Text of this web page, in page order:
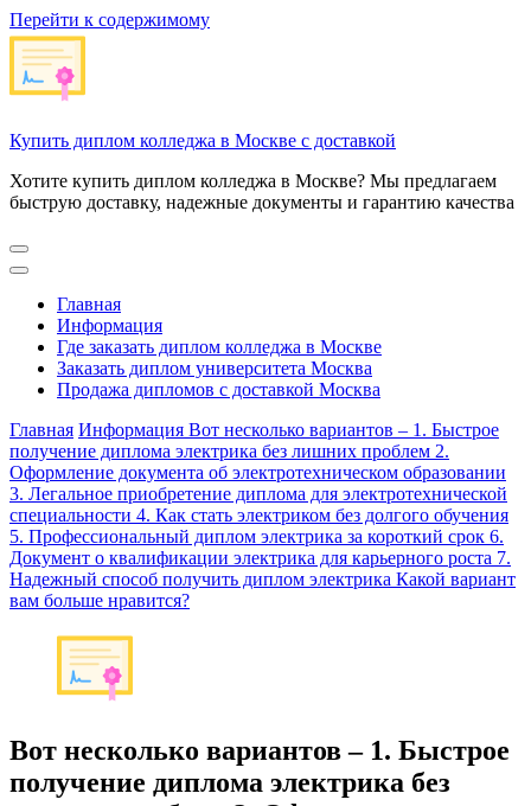
Перейти к содержимому
Купить диплом колледжа в Москве с доставкой
Хотите купить диплом колледжа в Москве? Мы предлагаем
быструю доставку, надежные документы и гарантию качества
Главная
Информация
Где заказать диплом колледжа в Москве
Заказать диплом университета Москва
Продажа дипломов с доставкой Москва
Главная Информация Вот несколько вариантов – 1. Быстрое
получение диплома электрика без лишних проблем 2.
Оформление документа об электротехническом образовании
3. Легальное приобретение диплома для электротехнической
специальности 4. Как стать электриком без долгого обучения
5. Профессиональный диплом электрика за короткий срок 6.
Документ о квалификации электрика для карьерного роста 7.
Надежный способ получить диплом электрика Какой вариант
вам больше нравится?
Вот несколько вариантов – 1. Быстрое
получение диплома электрика без